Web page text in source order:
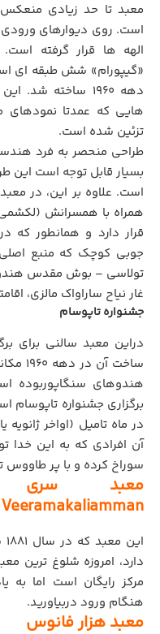
معبد تا حد زیادی
است. روی دیوارهای
الهه ها قرار گرفته است.
«گیپورام» شش طبقه ای
هایی که عمدتا نمودهای
تزئین شده است.
طراحی منحصر به فرد
بسیار قابل توجه است این
است. علاوه بر این، در
همراه با همسرانش (لکشمی
قرار دارد و همانطور که
جوبی کوچک که منبع
تولاسی – بوش مقدس
غار نیاح ساراواک مالزی، اقامتگاه 38 هزار
جشنواره تاپوسام
دراین معبد سالنی برای
ساخت
هندوهای سنگاپوربوده
برگزاری جشنواره
در ماه تامیل (اواخر
آن افرادی که به این خدا
سوراخ کرده و با پر طاووس
Veeramakaliamman
دارد، امروزه شلوغ ترین
مرکز رایگان است اما
هنگام ورود دربیاورید.
معبد هزار فانوس